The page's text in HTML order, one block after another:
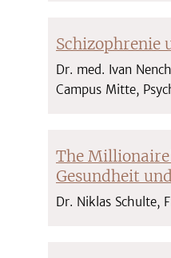
Schizophrenie
Dr. med. Ivan
Campus Mitte,
The
Gesundheit
Dr. Niklas Schulte,